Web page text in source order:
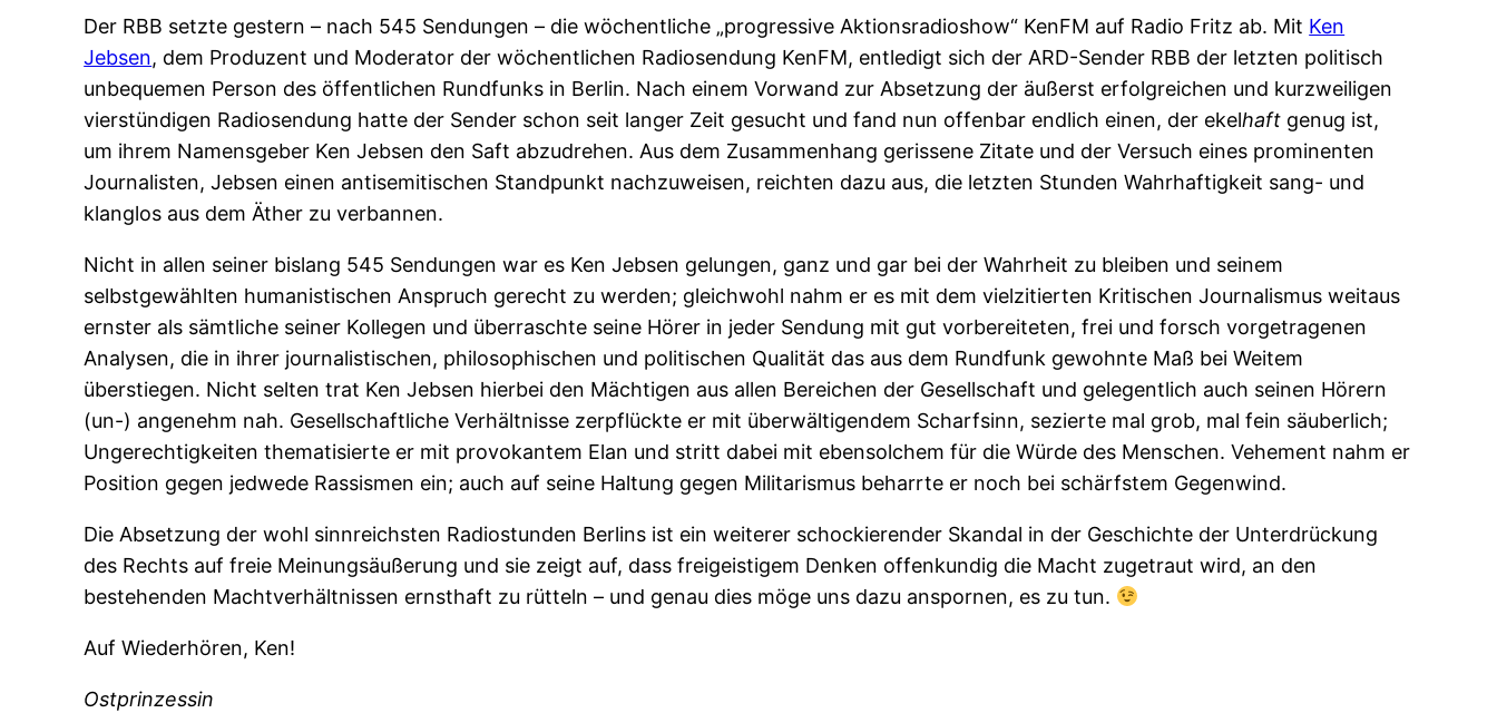
Der RBB setzte gestern – nach 545 Sendungen – die wöchentliche „progressive Aktionsradioshow“ KenFM auf Radio Fritz ab. Mit Ken
Jebsen, dem Produzent und Moderator der wöchentlichen Radiosendung KenFM, entledigt sich der ARD-Sender RBB der letzten politisch
unbequemen Person des öffentlichen Rundfunks in Berlin. Nach einem Vorwand zur Absetzung der äußerst erfolgreichen und kurzweiligen
vierstündigen Radiosendung hatte der Sender schon seit langer Zeit gesucht und fand nun offenbar endlich einen, der ekelhaft genug ist,
um ihrem Namensgeber Ken Jebsen den Saft abzudrehen. Aus dem Zusammenhang gerissene Zitate und der Versuch eines prominenten
Journalisten, Jebsen einen antisemitischen Standpunkt nachzuweisen, reichten dazu aus, die letzten Stunden Wahrhaftigkeit sang- und
klanglos aus dem Äther zu verbannen.
Nicht in allen seiner bislang 545 Sendungen war es Ken Jebsen gelungen, ganz und gar bei der Wahrheit zu bleiben und seinem
selbstgewählten humanistischen Anspruch gerecht zu werden; gleichwohl nahm er es mit dem vielzitierten Kritischen Journalismus weitaus
ernster als sämtliche seiner Kollegen und überraschte seine Hörer in jeder Sendung mit gut vorbereiteten, frei und forsch vorgetragenen
Analysen, die in ihrer journalistischen, philosophischen und politischen Qualität das aus dem Rundfunk gewohnte Maß bei Weitem
überstiegen. Nicht selten trat Ken Jebsen hierbei den Mächtigen aus allen Bereichen der Gesellschaft und gelegentlich auch seinen Hörern
(un-) angenehm nah. Gesellschaftliche Verhältnisse zerpflückte er mit überwältigendem Scharfsinn, sezierte mal grob, mal fein säuberlich;
Ungerechtigkeiten thematisierte er mit provokantem Elan und stritt dabei mit ebensolchem für die Würde des Menschen. Vehement nahm er
Position gegen jedwede Rassismen ein; auch auf seine Haltung gegen Militarismus beharrte er noch bei schärfstem Gegenwind.
Die Absetzung der wohl sinnreichsten Radiostunden Berlins ist ein weiterer schockierender Skandal in der Geschichte der Unterdrückung
des Rechts auf freie Meinungsäußerung und sie zeigt auf, dass freigeistigem Denken offenkundig die Macht zugetraut wird, an den
bestehenden Machtverhältnissen ernsthaft zu rütteln – und genau dies möge uns dazu anspornen, es zu tun.
Auf Wiederhören, Ken!
Ostprinzessin